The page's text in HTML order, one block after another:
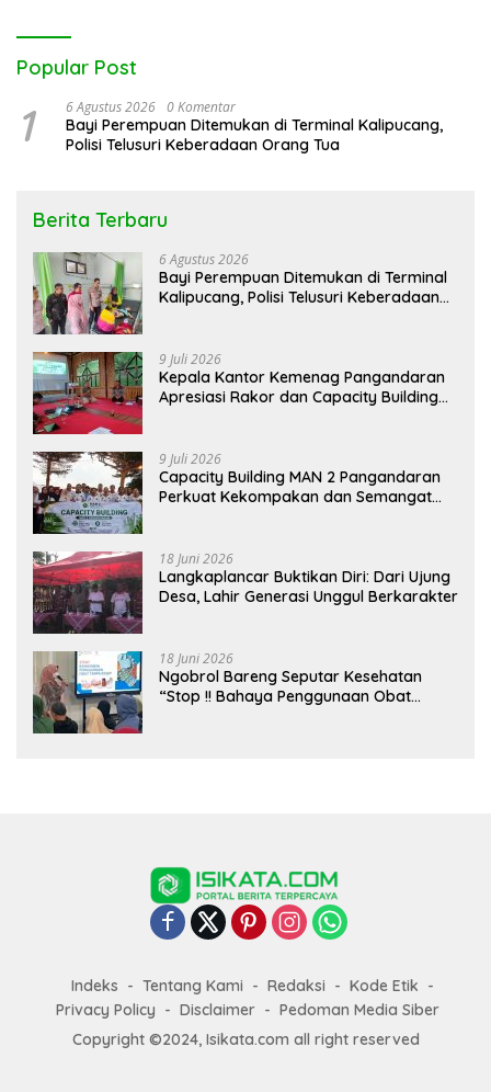
Popular Post
1 6 Agustus 2026 0 Komentar
Bayi Perempuan Ditemukan di Terminal Kalipucang,
Polisi Telusuri Keberadaan Orang Tua
Berita Terbaru
6 Agustus 2026
Bayi Perempuan Ditemukan di Terminal
Kalipucang, Polisi Telusuri Keberadaan
9 Juli 2026
Kepala Kantor Kemenag Pangandaran
Apresiasi Rakor dan Capacity Building
9 Juli 2026
Capacity Building MAN 2 Pangandaran
Perkuat Kekompakan dan Semangat
18 Juni 2026
Langkaplancar Buktikan Diri: Dari Ujung
Desa, Lahir Generasi Unggul Berkarakter
18 Juni 2026
Ngobrol Bareng Seputar Kesehatan
“Stop !! Bahaya Penggunaan Obat
Indeks Tentang Kami Redaksi
Kode Etik
Privacy Policy
Disclaimer
Pedoman Media Siber
Copyright ©2024, Isikata.com all right reserved